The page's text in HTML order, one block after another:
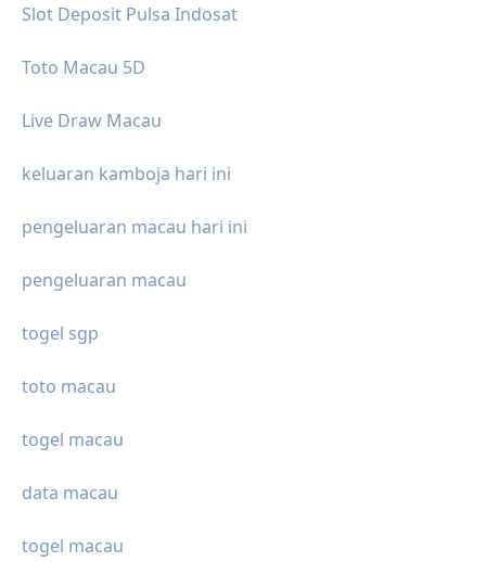
Slot Deposit Pulsa Indosat
Toto Macau 5D
Live Draw Macau
keluaran kamboja hari ini
pengeluaran macau hari ini
pengeluaran macau
togel sgp
toto macau
togel macau
data macau
togel macau